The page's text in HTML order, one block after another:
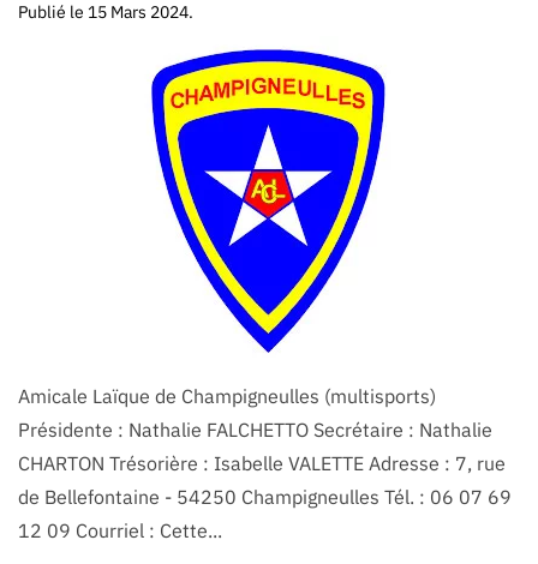
Publié le 15 Mars 2024.
Amicale Laïque de Champigneulles (multisports)
Présidente : Nathalie FALCHETTO Secrétaire : Nathalie
CHARTON Trésorière : Isabelle VALETTE Adresse : 7, rue
de Bellefontaine - 54250 Champigneulles Tél. : 06 07 69
12 09 Courriel : Cette...